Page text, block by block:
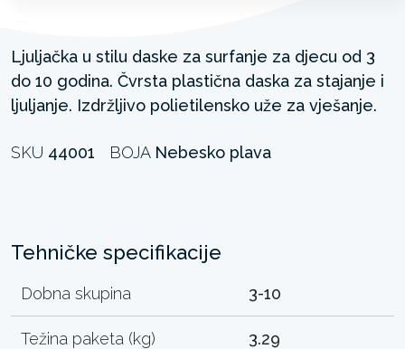
Ljuljačka u stilu daske za surfanje za djecu od 3
do 10 godina. Čvrsta plastična daska za stajanje i
ljuljanje. Izdržljivo polietilensko uže za vješanje.
SKU 44001 BOJA Nebesko plava
Tehničke specifikacije
Dobna skupina 3-10
Težina paketa (kg) 3.29